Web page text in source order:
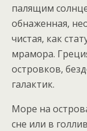
палящим
обнаженная,
чистая, как
мрамора.
островков,
галактик.
Море на
сне или в